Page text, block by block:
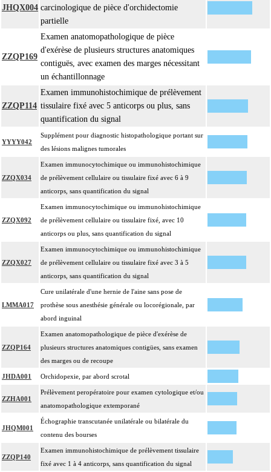
JHQX004 carcinologique de pièce d'orchidectomie
partielle
ZZQP169
Examen anatomopathologique de pièce
d'exérèse de plusieurs structures anatomiques
contiguës, avec examen des marges nécessitant
un échantillonnage
ZZQP114
Examen immunohistochimique de prélèvement
tissulaire fixé avec 5 anticorps ou plus, sans
quantification du signal
YYYY042
Supplément pour diagnostic histopathologique portant sur
des lésions malignes tumorales
ZZQX034
Examen immunocytochimique ou immunohistochimique
de prélèvement cellulaire ou tissulaire fixé avec 6 à 9
anticorps, sans quantification du signal
ZZQX092
Examen immunocytochimique ou immunohistochimique
de prélèvement cellulaire ou tissulaire fixé, avec 10
anticorps ou plus, sans quantification du signal
ZZQX027
Examen immunocytochimique ou immunohistochimique
de prélèvement cellulaire ou tissulaire fixé avec 3 à 5
anticorps, sans quantification du signal
LMMA017
Cure unilatérale d'une hernie de l'aine sans pose de
prothèse sous anesthésie générale ou locorégionale, par
abord inguinal
ZZQP164
Examen anatomopathologique de pièce d'exérèse de
plusieurs structures anatomiques contigües, sans examen
des marges ou de recoupe
JHDA001 Orchidopexie, par abord scrotal
ZZHA001
Prélèvement peropératoire pour examen cytologique et/ou
anatomopathologique extemporané
JHQM001
Échographie transcutanée unilatérale ou bilatérale du
contenu des bourses
ZZQP140
Examen immunohistochimique de prélèvement tissulaire
fixé avec 1 à 4 anticorps, sans quantification du signal